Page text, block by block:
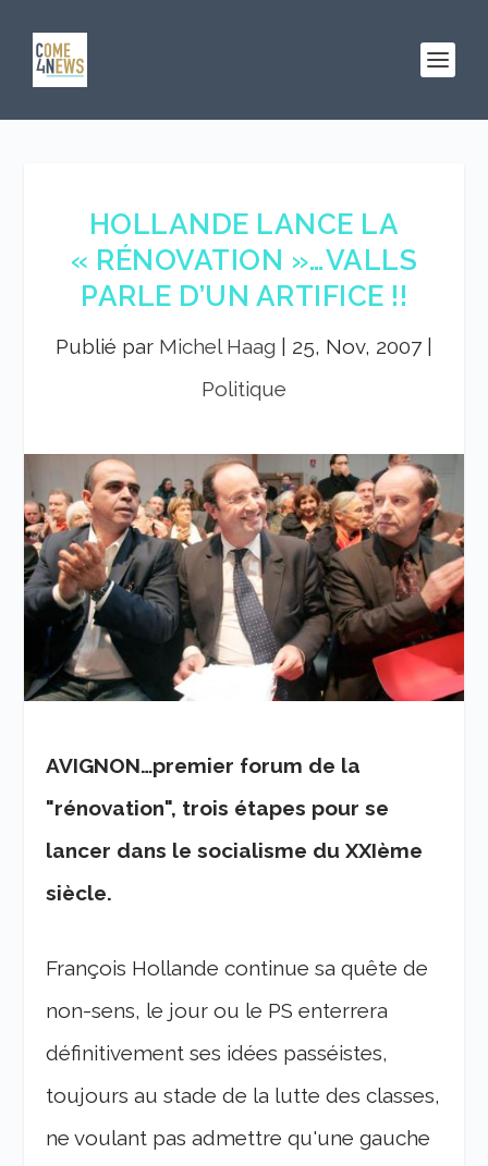
HOLLANDE LANCE LA
« RÉNOVATION »…VALLS
PARLE D’UN ARTIFICE !!
Publié par Michel Haag 25, Nov, 2007
Politique
AVIGNON…premier forum de la
"rénovation", trois étapes pour se
lancer dans le socialisme du XXIème
siècle.
François Hollande continue sa quête de
non-sens, le jour ou le PS enterrera
définitivement ses idées passéistes,
toujours au stade de la lutte des classes,
ne voulant pas admettre qu'une gauche